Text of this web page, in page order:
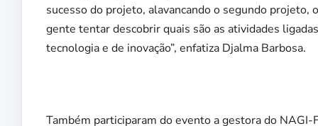
sucesso do projeto, alavancando o segundo
gente tentar descobrir quais são as atividades
tecnologia e de inovação”, enfatiza Djalma Barbosa.
Também participaram do evento a gestora do